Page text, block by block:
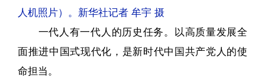
人机照片）。新华社记者 牟宇 摄
一代人有一代人的历史任务。以高质量发展全
面推进中国式现代化，是新时代中国共产党人的使
命担当。